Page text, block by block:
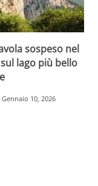
sospeso nel
lago più bello
Gennaio 10, 2026